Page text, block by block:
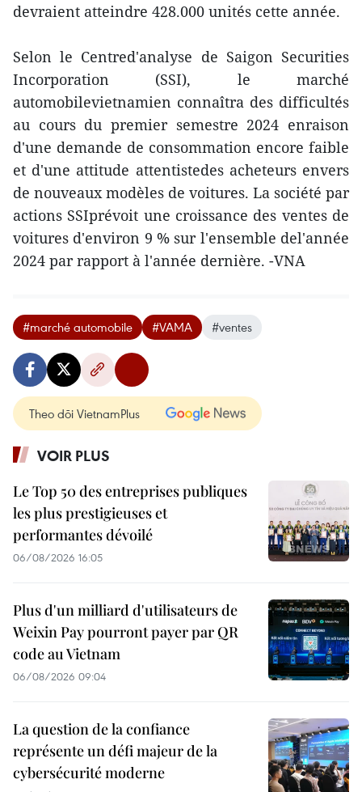
devraient atteindre 428.000 unités cette année.
Selon le Centred'analyse de Saigon Securities
Incorporation (SSI), le marché
automobilevietnamien connaîtra des difficultés
au cours du premier semestre 2024 enraison
d'une demande de consommation encore faible
et d'une attitude attentistedes acheteurs envers
de nouveaux modèles de voitures. La société par
actions SSIprévoit une croissance des ventes de
voitures d'environ 9 % sur l'ensemble del'année
2024 par rapport à l'année dernière. -VNA
#marché automobile #VAMA #ventes
Theo dõi VietnamPlus
VOIR PLUS
Le Top 50 des entreprises publiques
les plus prestigieuses et
performantes dévoilé
06/08/2026 16:05
Plus d'un milliard d'utilisateurs de
Weixin Pay pourront payer par QR
code au Vietnam
06/08/2026 09:04
La question de la confiance
représente un défi majeur de la
cybersécurité moderne